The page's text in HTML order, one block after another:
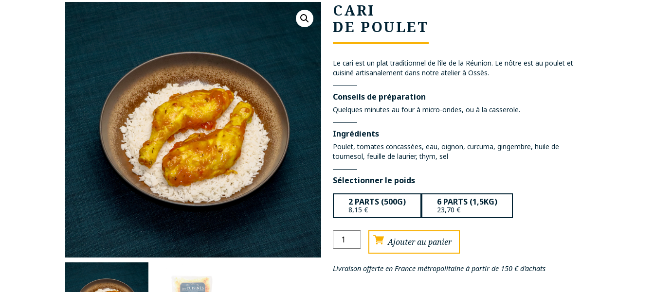
CARI
DE POULET
Le cari est un plat traditionnel de l’ile de la Réunion. Le nôtre est au poulet et
cuisiné artisanalement dans notre atelier à Ossès.
Conseils de préparation
Quelques minutes au four à micro-ondes, ou à la casserole.
Ingrédients
Poulet, tomates concassées, eau, oignon, curcuma, gingembre, huile de
tournesol, feuille de laurier, thym, sel
Sélectionner le poids
2 PARTS (500G)
8,15 €
6 PARTS (1,5KG)
23,70 €
quantité
de
de
Ajouter au panier
Livraison offerte en France métropolitaine à partir de 150 € d'achats